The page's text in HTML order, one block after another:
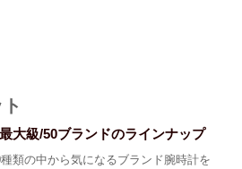
大級/50ブランドのラインナップ
類の中から気になるブランド腕時計を